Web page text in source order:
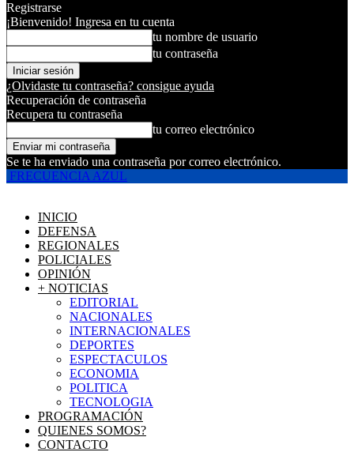
Registrarse
¡Bienvenido! Ingresa en tu cuenta
tu nombre de usuario
tu contraseña
¿Olvidaste tu contraseña? consigue ayuda
Recuperación de contraseña
Recupera tu contraseña
tu correo electrónico
Se te ha enviado una contraseña por correo electrónico.
FRECUENCIA AZUL
INICIO
DEFENSA
REGIONALES
POLICIALES
OPINIÓN
+ NOTICIAS
EDITORIAL
NACIONALES
INTERNACIONALES
DEPORTES
ESPECTACULOS
ECONOMIA
POLITICA
TECNOLOGIA
PROGRAMACIÓN
QUIENES SOMOS?
CONTACTO